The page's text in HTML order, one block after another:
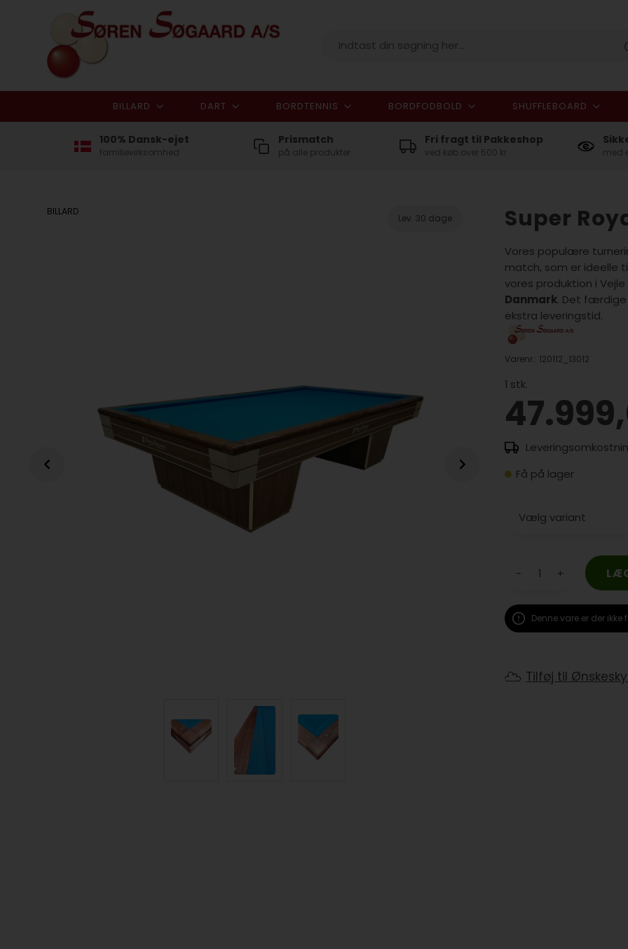
I alt
BILLARD DART BORDTENNIS BORDFODBOLD SHUFFLEBOARD
100% Dansk-ejet
familievirksomhed
Prismatch
på alle produkter
Fri fragt til Pakkeshop
ved køb over 500 kr med
BILLARD
Lev. 30 dage Super
Vores populære
match, som er ideelle
vores produktion i
Danmark. Det færdige
ekstra leveringstid.
Varenr.: 120112_13012
1 stk.
Få på lager
- +
Denne vare er der
Tilføj til